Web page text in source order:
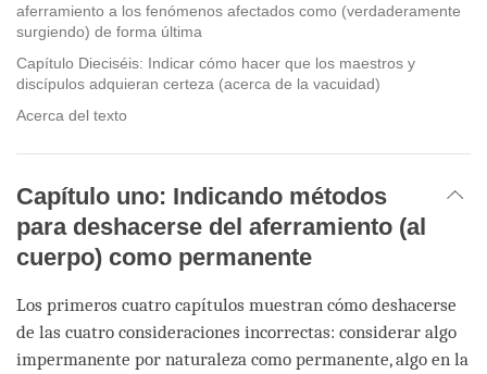
aferramiento a los fenómenos afectados como (verdaderamente
surgiendo) de forma última
Capítulo Dieciséis: Indicar cómo hacer que los maestros y
discípulos adquieran certeza (acerca de la vacuidad)
Acerca del texto
Capítulo uno: Indicando métodos
para deshacerse del aferramiento (al
cuerpo) como permanente
Los primeros cuatro capítulos muestran cómo deshacerse
de las cuatro consideraciones incorrectas: considerar algo
impermanente por naturaleza como permanente, algo en la